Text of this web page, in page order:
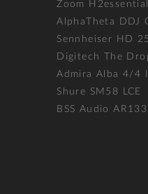
Zoom H2essential
AlphaTheta DDJ
Sennheiser HD 25
Digitech The
Admira Alba 4/4
Shure SM58 LCE
BSS Audio AR133